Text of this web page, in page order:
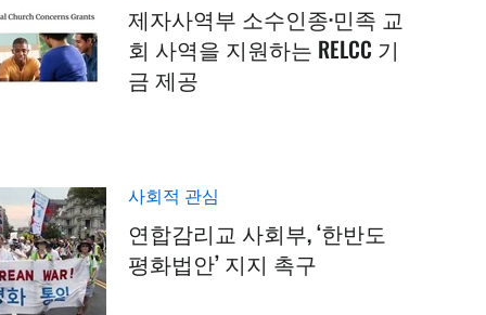
제자사역부 소수인종·민족 교
회 사역을 지원하는 RELCC 기
금 제공
사회적 관심
연합감리교 사회부, ‘한반도
평화법안’ 지지 촉구